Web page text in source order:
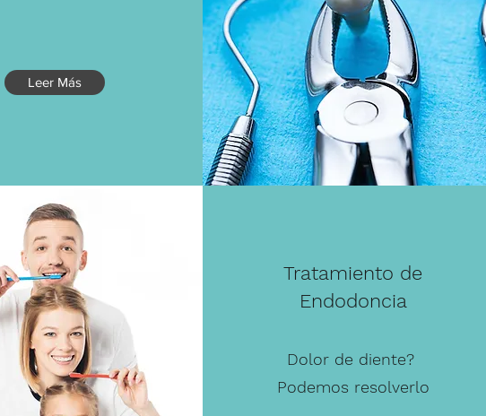
Leer Más
Tratamiento de
Endodoncia
Dolor de diente?
Podemos resolverlo